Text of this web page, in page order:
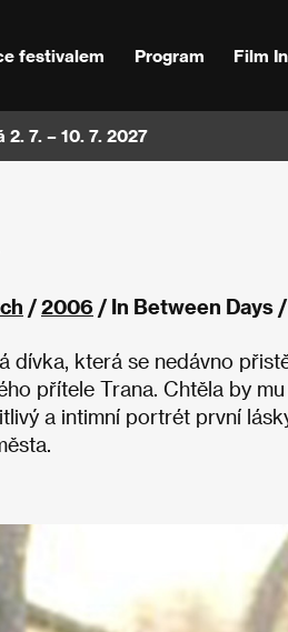
festivalem Program Film
2. 7. – 10. 7. 2027
/2006 / In Between Days
dívka, která se nedávno
přítele Trana. Chtěla by
a intimní portrét první